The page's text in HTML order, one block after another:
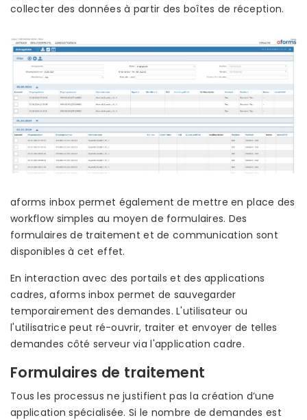
collecter des données à partir des boîtes de réception.
aforms inbox permet également de mettre en place des
workflow simples au moyen de formulaires. Des
formulaires de traitement et de communication sont
disponibles à cet effet.
En interaction avec des portails et des applications
cadres, aforms inbox permet de sauvegarder
temporairement des demandes. L'utilisateur ou
l'utilisatrice peut ré-ouvrir, traiter et envoyer de telles
demandes côté serveur via l'application cadre.
Formulaires de traitement
Tous les processus ne justifient pas la création d’une
application spécialisée. Si le nombre de demandes est